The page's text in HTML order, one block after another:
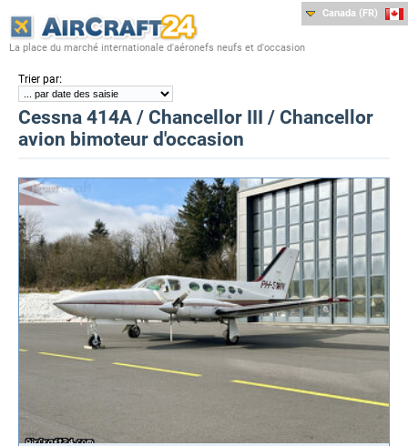
La place du marché internationale d'aéronefs neufs et d'occasion
Canada (FR)
Trier par:
Cessna 414A / Chancellor III / Chancellor
avion bimoteur d'occasion